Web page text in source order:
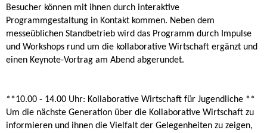
Besucher können mit ihnen durch interaktive
Programmgestaltung in Kontakt kommen. Neben dem
messeüblichen Standbetrieb wird das Programm durch Impulse
und Workshops rund um die kollaborative Wirtschaft ergänzt und
einen Keynote-Vortrag am Abend abgerundet.
**10.00 - 14.00 Uhr: Kollaborative Wirtschaft für Jugendliche **
Um die nächste Generation über die Kollaborative Wirtschaft zu
informieren und ihnen die Vielfalt der Gelegenheiten zu zeigen,